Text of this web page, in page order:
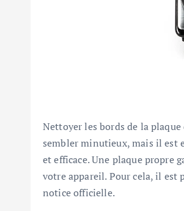
Nettoyer les bords de la
sembler minutieux, mais il est
et efficace. Une plaque propre
votre appareil. Pour cela, il
notice officielle.